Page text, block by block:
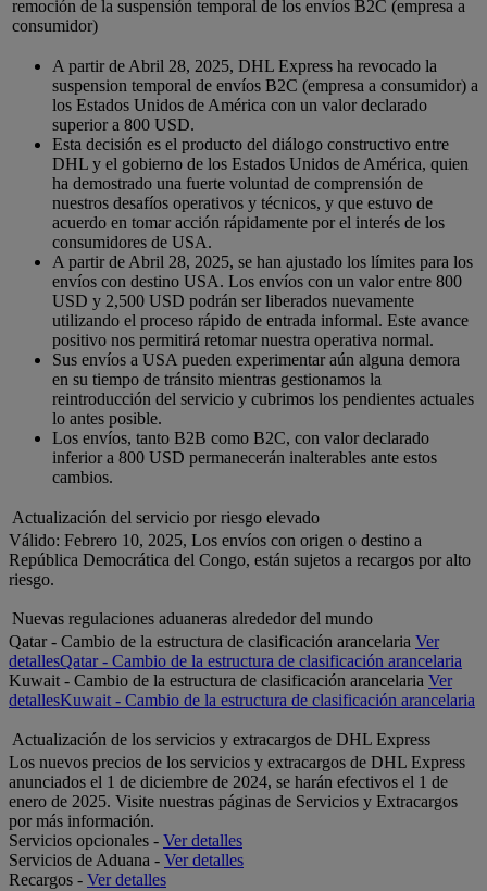
remoción de la suspensión temporal de los envíos B2C (empresa a
consumidor)
A partir de Abril 28, 2025, DHL Express ha revocado la
suspension temporal de envíos B2C (empresa a consumidor) a
los Estados Unidos de América con un valor declarado
superior a 800 USD.
Esta decisión es el producto del diálogo constructivo entre
DHL y el gobierno de los Estados Unidos de América, quien
ha demostrado una fuerte voluntad de comprensión de
nuestros desafíos operativos y técnicos, y que estuvo de
acuerdo en tomar acción rápidamente por el interés de los
consumidores de USA.
A partir de Abril 28, 2025, se han ajustado los límites para los
envíos con destino USA. Los envíos con un valor entre 800
USD y 2,500 USD podrán ser liberados nuevamente
utilizando el proceso rápido de entrada informal. Este avance
positivo nos permitirá retomar nuestra operativa normal.
Sus envíos a USA pueden experimentar aún alguna demora
en su tiempo de tránsito mientras gestionamos la
reintroducción del servicio y cubrimos los pendientes actuales
lo antes posible.
Los envíos, tanto B2B como B2C, con valor declarado
inferior a 800 USD permanecerán inalterables ante estos
cambios.
Actualización del servicio por riesgo elevado
Válido: Febrero 10, 2025, Los envíos con origen o destino a
República Democrática del Congo, están sujetos a recargos por alto
riesgo.
Nuevas regulaciones aduaneras alrededor del mundo
Qatar - Cambio de la estructura de clasificación arancelaria Ver
detallesQatar - Cambio de la estructura de clasificación arancelaria
Kuwait - Cambio de la estructura de clasificación arancelaria Ver
detallesKuwait - Cambio de la estructura de clasificación arancelaria
Actualización de los servicios y extracargos de DHL Express
Los nuevos precios de los servicios y extracargos de DHL Express
anunciados el 1 de diciembre de 2024, se harán efectivos el 1 de
enero de 2025. Visite nuestras páginas de Servicios y Extracargos
por más información.
Servicios opcionales - Ver detalles
Servicios de Aduana - Ver detalles
Recargos - Ver detalles